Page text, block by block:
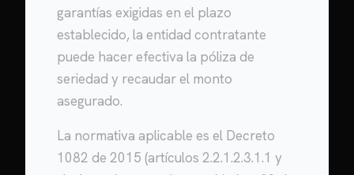
garantías exigidas en el plazo
establecido, la entidad contratante
puede hacer efectiva la póliza de
seriedad y recaudar el monto
asegurado.
La normativa aplicable es el Decreto
1082 de 2015 (artículos 2.2.1.2.3.1.1 y